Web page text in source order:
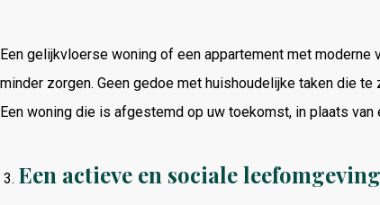
Een gelijkvloerse woning of een appartement met
minder zorgen. Geen gedoe met huishoudelijke taken die
Een woning die is afgestemd op uw toekomst, in plaats
Een actieve en sociale leefomgeving